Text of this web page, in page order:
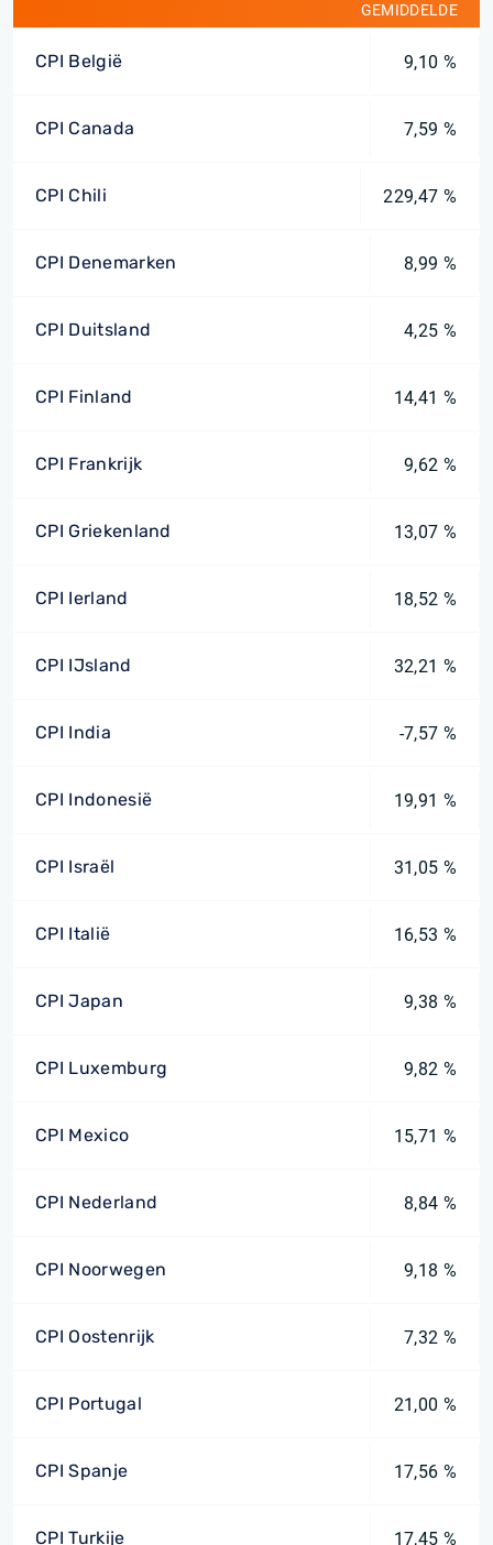
GEMIDDELDE
CPI België 9,10 %
CPI Canada 7,59 %
CPI Chili 229,47 %
CPI Denemarken 8,99 %
CPI Duitsland 4,25 %
CPI Finland 14,41 %
CPI Frankrijk 9,62 %
CPI Griekenland 13,07 %
CPI Ierland 18,52 %
CPI IJsland 32,21 %
CPI India -7,57 %
CPI Indonesië 19,91 %
CPI Israël 31,05 %
CPI Italië 16,53 %
CPI Japan 9,38 %
CPI Luxemburg 9,82 %
CPI Mexico 15,71 %
CPI Nederland 8,84 %
CPI Noorwegen 9,18 %
CPI Oostenrijk 7,32 %
CPI Portugal 21,00 %
CPI Spanje 17,56 %
CPI Turkije 17,45 %